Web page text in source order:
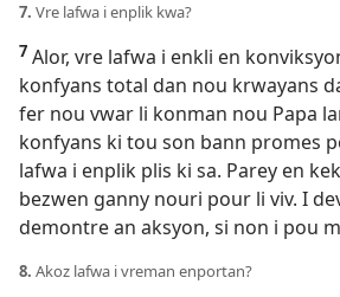
7. Vre lafwa i enplik kwa?
7 Alor, vre lafwa i enkli en
konfyans total dan nou krwayans
fer nou vwar li konman nou Papa
konfyans ki tou son bann promes
lafwa i enplik plis ki sa. Parey en
bezwen ganny nouri pour li viv. I
demontre an aksyon, si non i pou
8. Akoz lafwa i vreman enportan?